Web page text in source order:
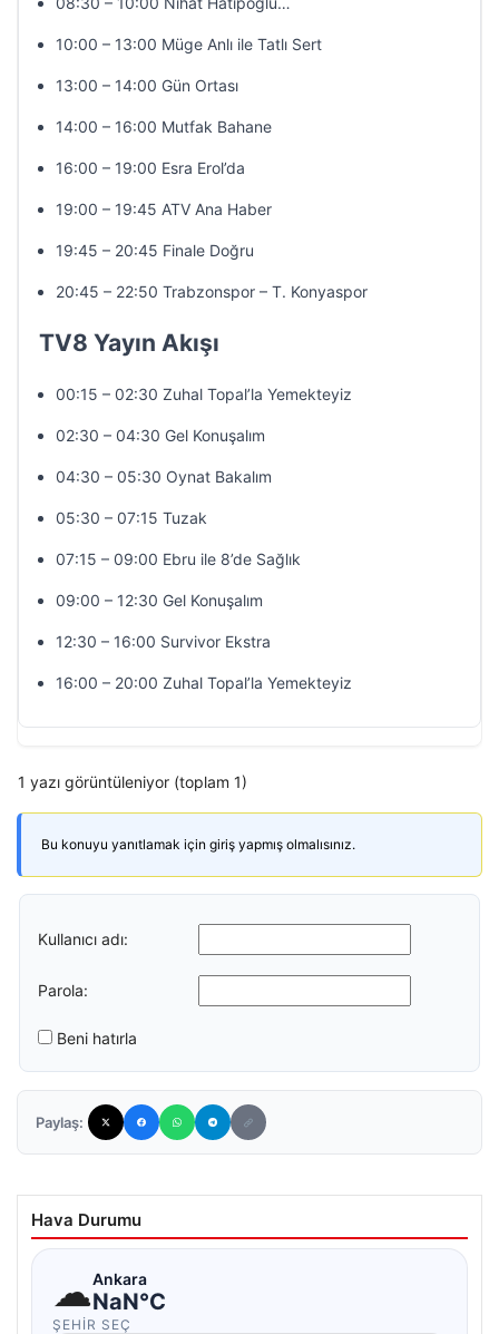
10:00 – 13:00 Müge Anlı ile Tatlı Sert
13:00 – 14:00 Gün Ortası
14:00 – 16:00 Mutfak Bahane
16:00 – 19:00 Esra Erol’da
19:00 – 19:45 ATV Ana Haber
19:45 – 20:45 Finale Doğru
20:45 – 22:50 Trabzonspor – T. Konyaspor
TV8 Yayın Akışı
00:15 – 02:30 Zuhal Topal’la Yemekteyiz
02:30 – 04:30 Gel Konuşalım
04:30 – 05:30 Oynat Bakalım
05:30 – 07:15 Tuzak
07:15 – 09:00 Ebru ile 8’de Sağlık
09:00 – 12:30 Gel Konuşalım
12:30 – 16:00 Survivor Ekstra
16:00 – 20:00 Zuhal Topal’la Yemekteyiz
1 yazı görüntüleniyor (toplam 1)
Bu konuyu yanıtlamak için giriş yapmış olmalısınız.
Kullanıcı adı:
Parola:
Beni hatırla
Paylaş:
Hava Durumu
☁Ankara
NaN°C
ŞEHIR SEÇ